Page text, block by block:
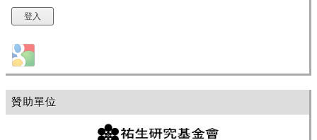
Login with Google
贊助單位